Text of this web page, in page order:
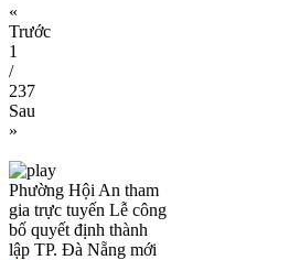
«
Trước
1
/
237
Sau
»
Phường Hội An tham
gia trực tuyến Lễ công
bố quyết định thành
lập TP. Đà Nẵng mới